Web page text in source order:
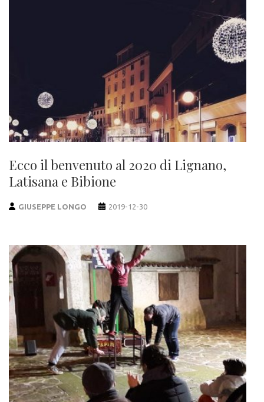
Ecco il benvenuto al 2020 di Lignano,
Latisana e Bibione
GIUSEPPE LONGO 2019-12-30